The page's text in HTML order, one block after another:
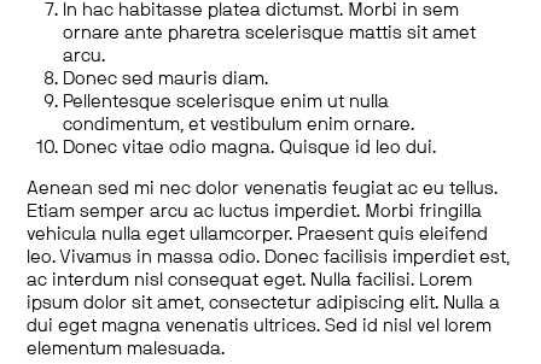
In hac habitasse platea dictumst. Morbi in sem
ornare ante pharetra scelerisque mattis sit amet
arcu.
Donec sed mauris diam.
Pellentesque scelerisque enim ut nulla
condimentum, et vestibulum enim ornare.
Donec vitae odio magna. Quisque id leo dui.
Aenean sed mi nec dolor venenatis feugiat ac eu tellus.
Etiam semper arcu ac luctus imperdiet. Morbi fringilla
vehicula nulla eget ullamcorper. Praesent quis eleifend
leo. Vivamus in massa odio. Donec facilisis imperdiet est,
ac interdum nisl consequat eget. Nulla facilisi. Lorem
ipsum dolor sit amet, consectetur adipiscing elit. Nulla a
dui eget magna venenatis ultrices. Sed id nisl vel lorem
elementum malesuada.